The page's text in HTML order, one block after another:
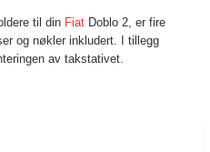
til din Fiat Doblo 2, er fire
og nøkler inkludert. I tillegg
av takstativet.